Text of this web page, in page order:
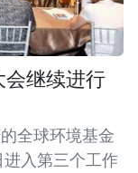
继续进行
全球环境基金
进入第三个工作